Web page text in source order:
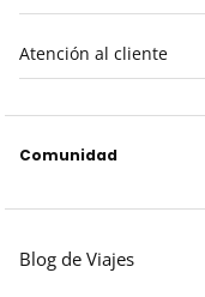
Atención al cliente
Comunidad
Blog de Viajes